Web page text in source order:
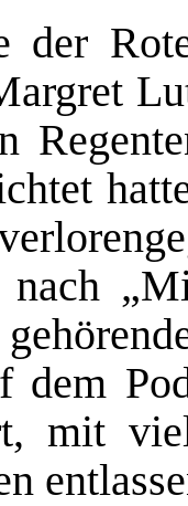
der
nach
dem
mit